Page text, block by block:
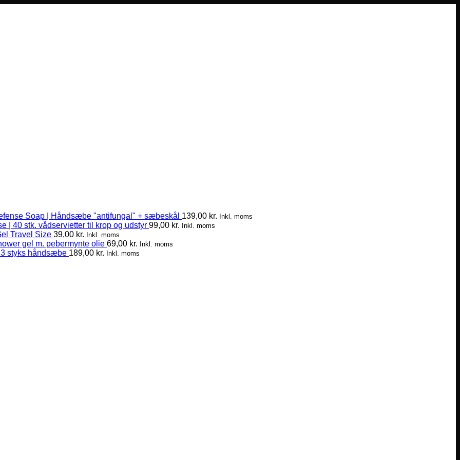
Soap | Håndsæbe "antifungal" + sæbeskål 139,00 kr. Inkl. moms
| 40 stk. vådservietter til krop og udstyr 99,00 kr. Inkl. moms
Travel Size 39,00 kr. Inkl. moms
gel m. pebermynte olie 69,00 kr. Inkl. moms
styks håndsæbe 189,00 kr. Inkl. moms